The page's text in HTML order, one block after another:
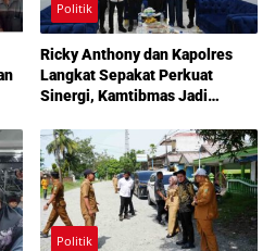
Politik
Ricky Anthony dan Kapolres
Langkat Sepakat Perkuat
Sinergi, Kamtibmas Jadi
Politik